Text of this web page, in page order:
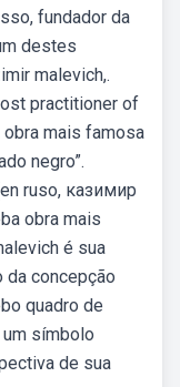
fundador da
destes
malevich,.
practitioner of
obra mais famosa
negro”.
ruso, казимир
obra mais
é sua
da concepção
quadro de
um símbolo
de sua